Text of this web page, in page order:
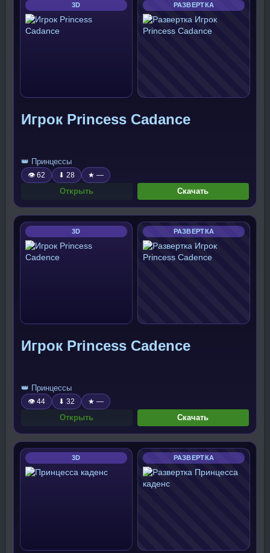
3D РАЗВЕРТКА
Игрок Princess Cadance
👑 Принцессы
👁 62 ⬇ 28 ★ —
Открыть Скачать
3D РАЗВЕРТКА
Игрок Princess Cadence
👑 Принцессы
👁 44 ⬇ 32 ★ —
Открыть Скачать
3D РАЗВЕРТКА